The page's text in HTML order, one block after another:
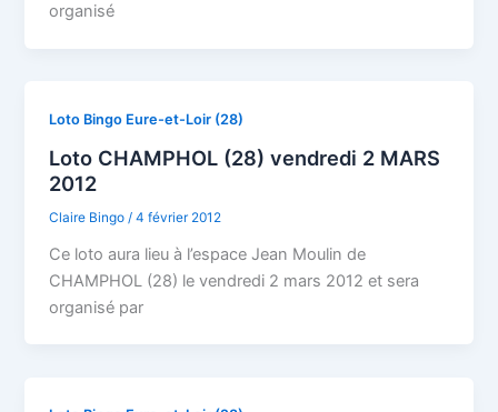
organisé
Loto Bingo Eure-et-Loir (28)
Loto CHAMPHOL (28) vendredi 2 MARS
2012
Claire Bingo /4 février 2012
Ce loto aura lieu à l’espace Jean Moulin de
CHAMPHOL (28) le vendredi 2 mars 2012 et sera
organisé par